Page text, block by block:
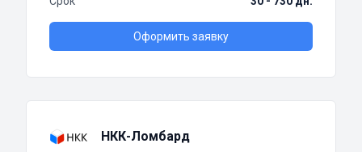
Оформить заявку
НКК-Ломбард